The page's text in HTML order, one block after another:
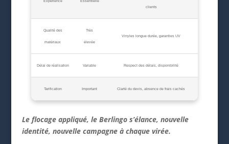
clients
Qualité des
matériaux
Très
élevée
Vinyles longue durée, garanties UV
Délai de réalisation Variable Respect des délais, disponibilité
Tarification Important Clarté du devis, absence de frais cachés
Le flocage appliqué, le Berlingo s’élance, nouvelle
identité, nouvelle campagne à chaque virée.